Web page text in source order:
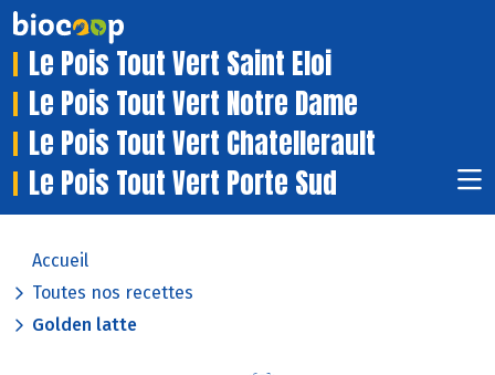
Le Pois Tout Vert Saint Eloi
Le Pois Tout Vert Notre Dame
Le Pois Tout Vert Chatellerault
Le Pois Tout Vert Porte Sud
Accueil
Toutes nos recettes
Golden latte